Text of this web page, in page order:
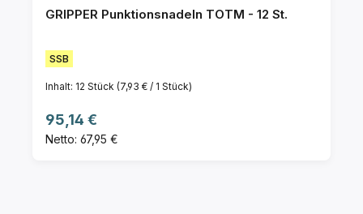
Durchschnittliche Bewertung von 5 von 5
GRIPPER Punktionsnadeln TOTM - 12 St.
SSB
Inhalt: 12 Stück (7,93 € / 1 Stück)
Regulärer Preis:
95,14 €
Netto: 67,95 €